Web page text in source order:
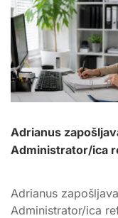
ADRIANUSA!
Adrianus
Administrator/ica
Adrianus
Administrator/ica